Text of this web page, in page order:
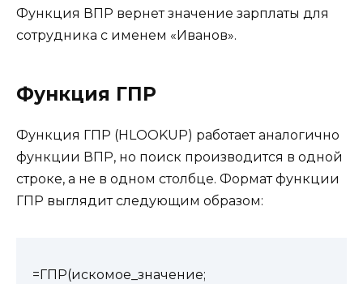
Функция ВПР вернет значение зарплаты для
сотрудника с именем «Иванов».
Функция ГПР
Функция ГПР (HLOOKUP) работает аналогично
функции ВПР, но поиск производится в одной
строке, а не в одном столбце. Формат функции
ГПР выглядит следующим образом:
=ГПР(искомое_значение;